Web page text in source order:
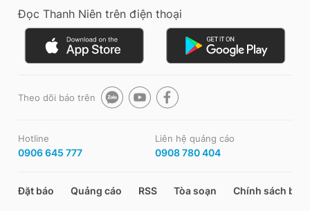
Đọc Thanh Niên trên điện thoại
Theo dõi báo trên
Hotline
0906 645 777
Liên hệ quảng cáo
0908 780 404
Đặt báo Quảng cáo RSS Tòa soạn Chính sách bảo